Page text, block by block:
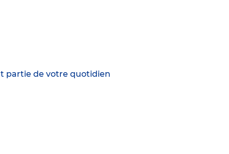
partie de votre quotidien